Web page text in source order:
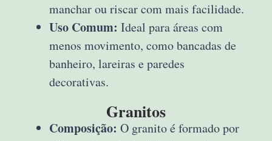
manchar ou riscar com mais facilidade.
Uso Comum: Ideal para áreas com
menos movimento, como bancadas de
banheiro, lareiras e paredes
decorativas.
Granitos
Composição: O granito é formado por